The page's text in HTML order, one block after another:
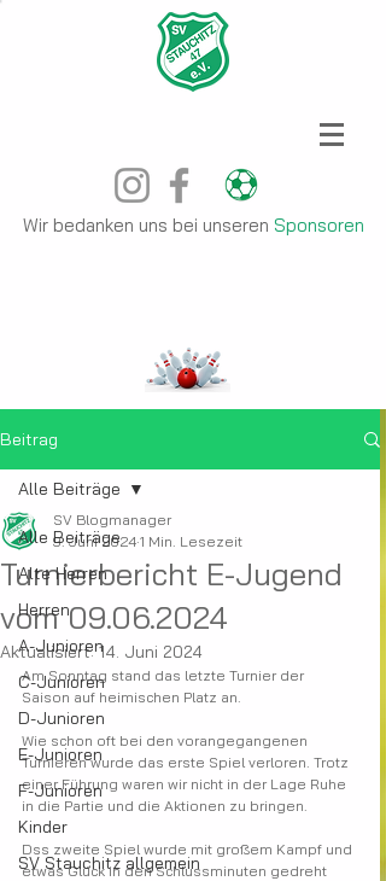
Wir bedanken uns bei unseren Sponsoren
Beitrag
Alle Beiträge
Alte Herren
Herren
A-Junioren
C-Junioren
D-Junioren
E-Junioren
F-Junioren
Kinder
SV Stauchitz allgemein
Alle Beiträge
Turnierbericht E-Jugend
vom 09.06.2024
SV Blogmanager
9. Juni 2024 1 Min. Lesezeit
Aktualisiert:14. Juni 2024
Am Sonntag stand das letzte Turnier der
Saison auf heimischen Platz an.
Wie schon oft bei den vorangegangenen
Turnieren wurde das erste Spiel verloren. Trotz
einer Führung waren wir nicht in der Lage Ruhe
in die Partie und die Aktionen zu bringen.
Dss zweite Spiel wurde mit großem Kampf und
etwas Glück in den Schlussminuten gedreht